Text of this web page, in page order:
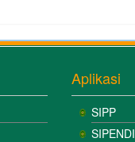
Aplikasi
SIPP
SIPENDI